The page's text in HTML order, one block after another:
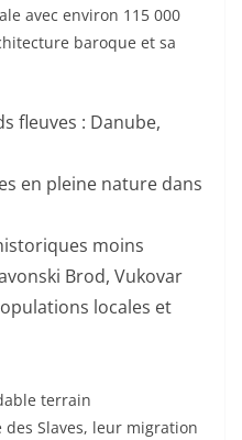
avec environ 115 000
baroque et sa
fleuves : Danube,
en pleine nature dans
moins
Brod, Vukovar
locales et
terrain
des Slaves, leur migration